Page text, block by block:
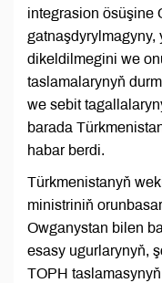
integrasion ösüşine
gatnaşdyrylmagyny,
dikeldilmegini we
taslamalarynyň
we sebit
barada
habar berdi.
Türkmenistanyň
ministriniň
Owganystan bilen
esasy ugurlarynyň,
TOPH